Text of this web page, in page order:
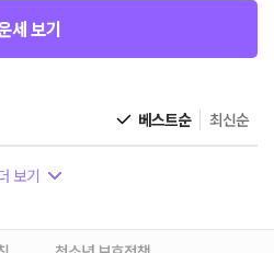
세 보기
베스트순 최신순
보기